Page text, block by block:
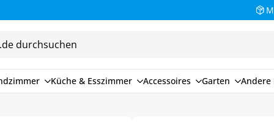
Küche & Esszimmer Accessoires Garten Andere